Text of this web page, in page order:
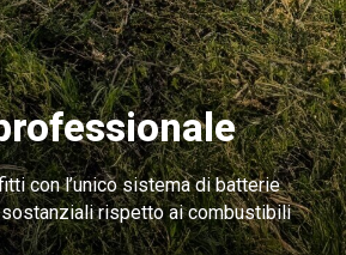
con l’unico sistema di batterie
rispetto ai combustibili